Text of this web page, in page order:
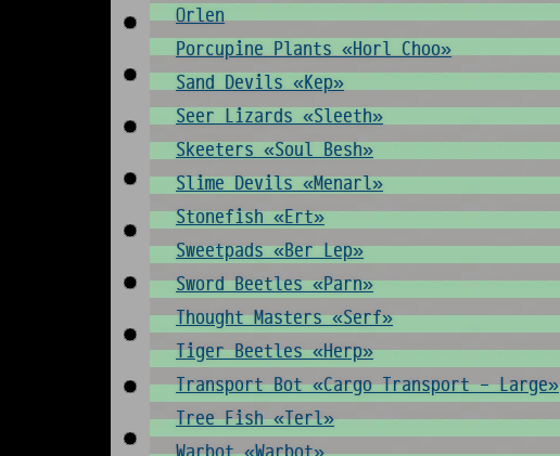
Orlen
Porcupine Plants «Horl Choo»
Sand Devils «Kep»
Seer Lizards «Sleeth»
Skeeters «Soul Besh»
Slime Devils «Menarl»
Stonefish «Ert»
Sweetpads «Ber Lep»
Sword Beetles «Parn»
Thought Masters «Serf»
Tiger Beetles «Herp»
Transport Bot «Cargo Transport - Large»
Tree Fish «Terl»
Warbot «Warbot»